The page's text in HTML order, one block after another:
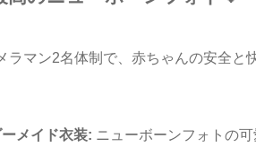
ラマン2名体制で、赤ちゃんの安全
メイド衣装: ニューボーンフォトの